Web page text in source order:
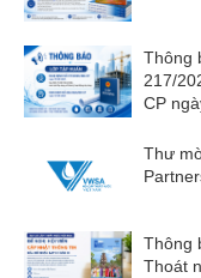
Thông
217/
CP
Thư
Thông
Thoát